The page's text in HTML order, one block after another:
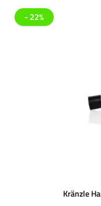
- 22%
Kränzle